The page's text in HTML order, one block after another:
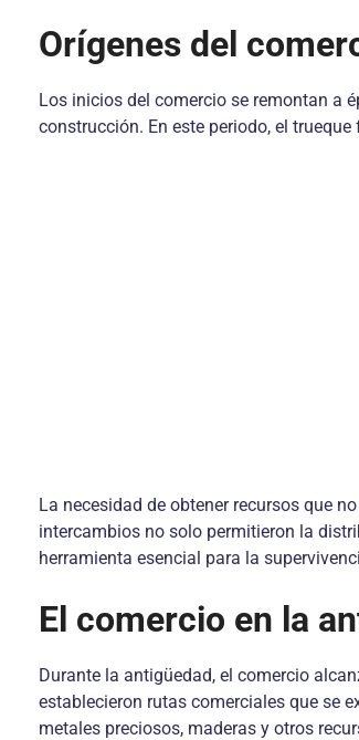
Orígenes del
Los inicios del comercio se remontan a
construcción. En este periodo, el
La necesidad de obtener recursos que
intercambios no solo permitieron la
herramienta esencial para la
El comercio en la
Durante la antigüedad, el comercio
establecieron rutas comerciales que se
metales preciosos, maderas y otros